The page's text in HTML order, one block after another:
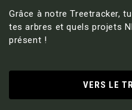
Grâce à notre Treetracker,
tes arbres et quels projets
présent !
VERS LE